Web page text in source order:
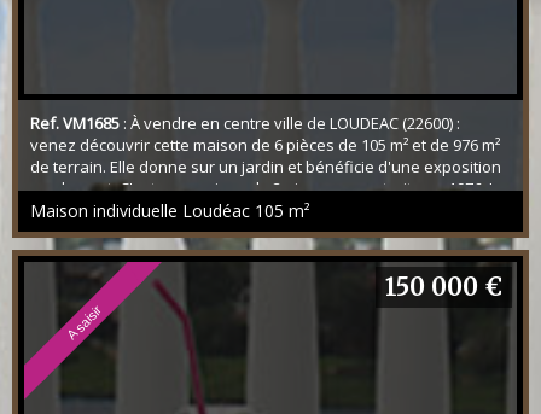
Ref. VM1685 : À vendre en centre ville de LOUDEAC (22600) :
venez découvrir cette maison de 6 pièces de 105 m² et de 976 m²
de terrain. Elle donne sur un jardin et bénéficie d'une exposition
nord-ouest. C'est une maison de 3 niveaux construite en 1976. La
maison inclut une pièce à vivre avec coin salon, quatre
chambres et une cuisine indépendante, aménagée et équipée.
Elle offre aussi une salle d'eau ...
Maison individuelle Loudéac 105 m²
A saisir
150 000 €